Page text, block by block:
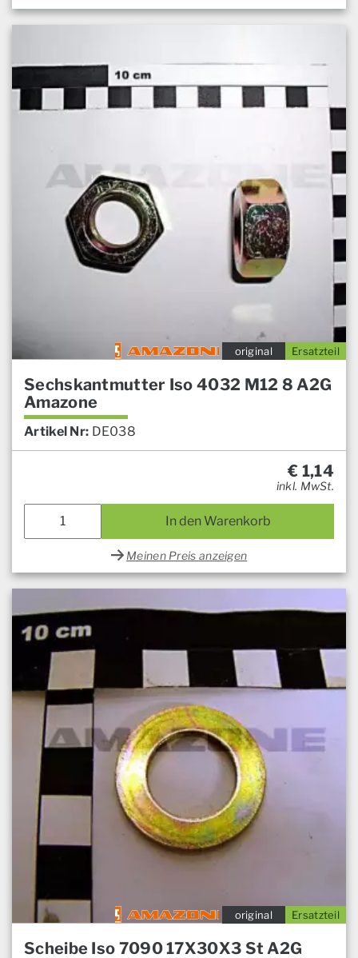
Ersatzteil
original
Sechskantmutter Iso 4032 M12 8 A2G
Amazone
Artikel Nr: DE038
€ 1,14
inkl. MwSt.
In den Warenkorb
Meinen Preis anzeigen
Ersatzteil
original
Scheibe Iso 7090 17X30X3 St A2G